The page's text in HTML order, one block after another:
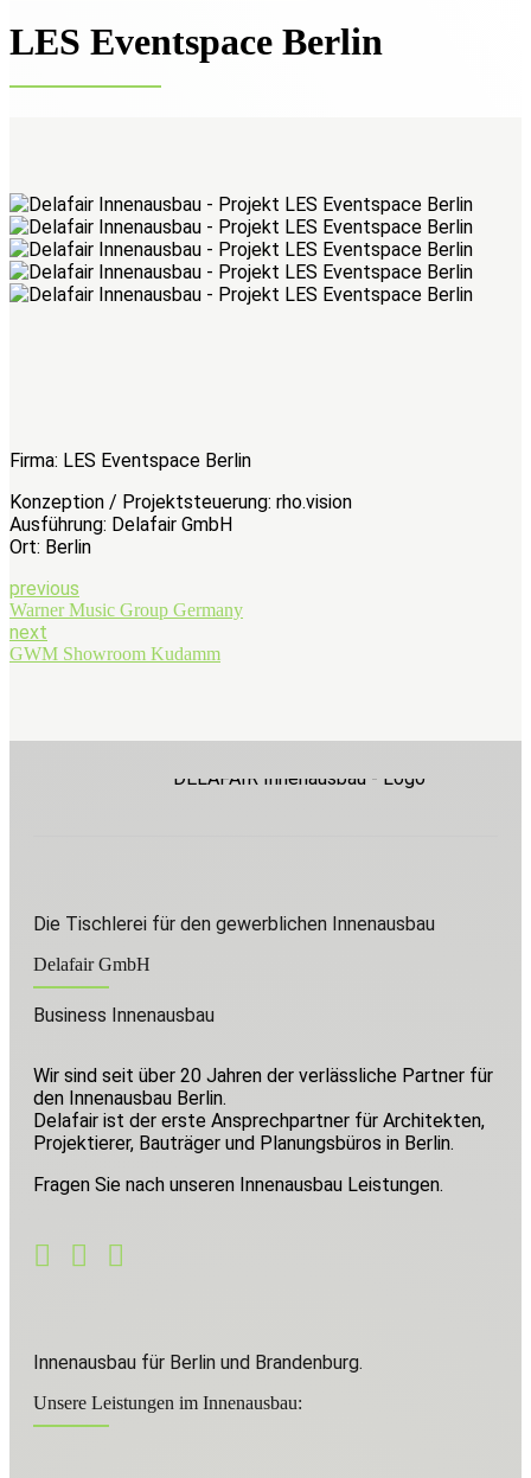
LES Eventspace Berlin
Firma: LES Eventspace Berlin
Konzeption / Projektsteuerung: rho.vision
Ausführung: Delafair GmbH
Ort: Berlin
previous
Warner Music Group Germany
next
GWM Showroom Kudamm
Die Tischlerei für den gewerblichen Innenausbau
Delafair GmbH
Business Innenausbau
Wir sind seit über 20 Jahren der verlässliche Partner für
den Innenausbau Berlin.
Delafair ist der erste Ansprechpartner für Architekten,
Projektierer, Bauträger und Planungsbüros in Berlin.
Fragen Sie nach unseren Innenausbau Leistungen.
Innenausbau für Berlin und Brandenburg.
Unsere Leistungen im Innenausbau: